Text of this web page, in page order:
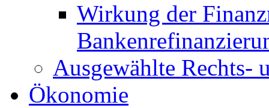
Wirkung der
Ausgewählte Rechts-
Ökonomie